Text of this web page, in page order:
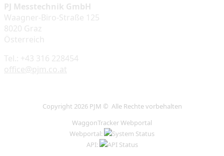
PJ Messtechnik GmbH
Waagner-Biro-Straße 125
8020 Graz
Österreich
Tel.: +43 316 228454
office@pjm.co.at
Copyright 2026 PJM © Alle Rechte vorbehalten
WaggonTracker Webportal
Webportal:
API: